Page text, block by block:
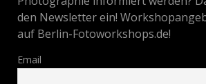
den Newsletter ein!
auf Berlin-Fotoworkshops.de!
Email